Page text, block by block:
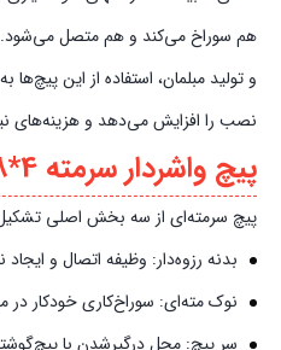
هم سوراخ می‌کند و هم متصل می‌شود.
و تولید مبلمان، استفاده از این
نصب را افزایش می‌دهد و هزینه‌های
پیچ واشردار سرمته 4*38
پیچ سرمته‌ای از سه بخش اصلی
بدنه رزوه‌دار: وظیفه اتصال و
نوک مته‌ای: سوراخ‌کاری خودکار
سر پیچ: محل درگیرشدن با